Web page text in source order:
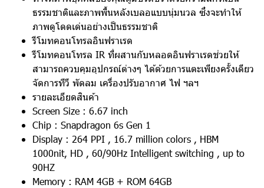
ธรรมชาติและภาพพื้นหลังเบลอแบบนุ่มนวล ซึ่งจะทำให้
ภาพดูโดดเด่นอย่างเป็นธรรมชาติ
รีโมทคอนโทรลอินฟราเรด
รีโมทคอนโทรล IR ที่ผสานกับหลอดอินฟราเรดช่วยให้
สามารถควบคุมอุปกรณ์ต่างๆ ได้ด้วยการแตะเพียงครั้งเดียว
จัดการทีวี พัดลม เครื่องปรับอากาศ ไฟ ฯลฯ
รายละเอียดสินค้า
Screen Size : 6.67 inch
Chip : Snapdragon 6s Gen 1
Display : 264 PPI , 16.7 million colors , HBM
1000nit, HD , 60/90Hz Intelligent switching , up to
90HZ
Memory : RAM 4GB + ROM 64GB